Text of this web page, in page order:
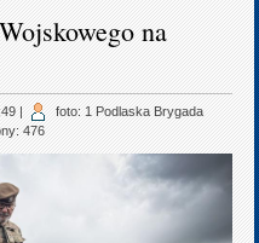
na
foto: 1 Podlaska Brygada
476